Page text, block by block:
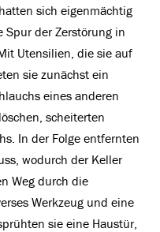
sich eigenmächtig
der Zerstörung in
Utensilien, die sie auf
sie zunächst ein
eines anderen
scheiterten
In der Folge entfernten
wodurch der Keller
Weg durch die
Werkzeug und eine
sie eine Haustür,